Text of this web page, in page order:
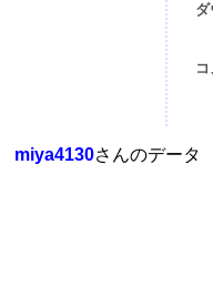
miya4130さんのデータ